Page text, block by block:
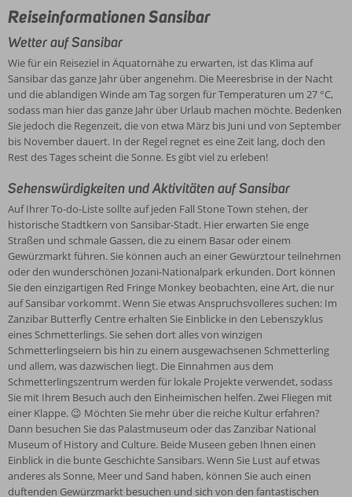
dem
Paradies
gemacht
hat,
das
wir
heute
kennen.
Im
Laufe
Jahrhunderte
wurde
Sansibar
zu
einer
der
Gewürzinseln,
und
bis
heute
sind
die
köstlichen
Kräuter
und
Gewürze
wichtige
Einnahmequelle
für
im
Hintergrund
Rauschen
des
Indischen
Ozeans
genießen.
Aber
halt,
Strand
kann
man
noch
mehr
tun:
Die
atemberaubende
Unterwasserwelt
lädt
zum
Schnorcheln
oder
Tauchen
ein.
Wie
wäre
es
außerdem
mit
der
Nacht
die
ablandigen
Winde
am
Tag
sorgen
für
um
27
°C,
sodass
man
hier
das
ganze
Jahr
über
Urlaub
machen
möchte.
Bedenken
Sie
jedoch
die
Regenzeit,
die
von
historische
Stadtkern
von
Stadt.
Hier
erwarten
Sie
enge
Straßen
und
schmale
Gassen,
die
zu
einem
Basar
oder
einem
Gewürzmarkt
führen.
Sie
können
auch
an
einer
Gewürztour
teilnehmen
oder
den
wunderschönen
Auswahl
Hotels
auf
dem
paradiesischen
Sansibar.
Die
Unterkünfte
werden
großer
Sorgfalt
ausgewählt,
um
Ihnen
einen
möglichst
angenehmen
Aufenthalt
ermöglichen.
Bei
Auswahl
wird
unter
anderem
auf
eine
angenehme
Reiseinformationen Sansibar
Wetter auf Sansibar
Wie für ein Reiseziel in Äquatornähe zu erwarten, ist das Klima auf
Sansibar das ganze Jahr über angenehm. Die Meeresbrise in der Nacht
und die ablandigen Winde am Tag sorgen für Temperaturen um 27 °C,
sodass man hier das ganze Jahr über Urlaub machen möchte. Bedenken
Sie jedoch die Regenzeit, die von etwa März bis Juni und von September
bis November dauert. In der Regel regnet es eine Zeit lang, doch den
Rest des Tages scheint die Sonne. Es gibt viel zu erleben!
Sehenswürdigkeiten und Aktivitäten auf Sansibar
Auf Ihrer To-do-Liste sollte auf jeden Fall Stone Town stehen, der
historische Stadtkern von Sansibar-Stadt. Hier erwarten Sie enge
Straßen und schmale Gassen, die zu einem Basar oder einem
Gewürzmarkt führen. Sie können auch an einer Gewürztour teilnehmen
oder den wunderschönen Jozani-Nationalpark erkunden. Dort können
Sie den einzigartigen Red Fringe Monkey beobachten, eine Art, die nur
auf Sansibar vorkommt. Wenn Sie etwas Anspruchsvolleres suchen: Im
Zanzibar Butterfly Centre erhalten Sie Einblicke in den Lebenszyklus
eines Schmetterlings. Sie sehen dort alles von winzigen
Schmetterlingseiern bis hin zu einem ausgewachsenen Schmetterling
und allem, was dazwischen liegt. Die Einnahmen aus dem
Schmetterlingszentrum werden für lokale Projekte verwendet, sodass
Sie mit Ihrem Besuch auch den Einheimischen helfen. Zwei Fliegen mit
einer Klappe. 😉 Möchten Sie mehr über die reiche Kultur erfahren?
Dann besuchen Sie das Palastmuseum oder das Zanzibar National
Museum of History and Culture. Beide Museen geben Ihnen einen
Einblick in die bunte Geschichte Sansibars. Wenn Sie Lust auf etwas
anderes als Sonne, Meer und Sand haben, können Sie auch einen
duftenden Gewürzmarkt besuchen und sich von den fantastischen